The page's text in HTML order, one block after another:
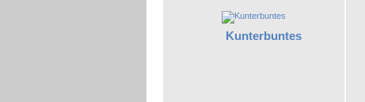
Kunterbuntes